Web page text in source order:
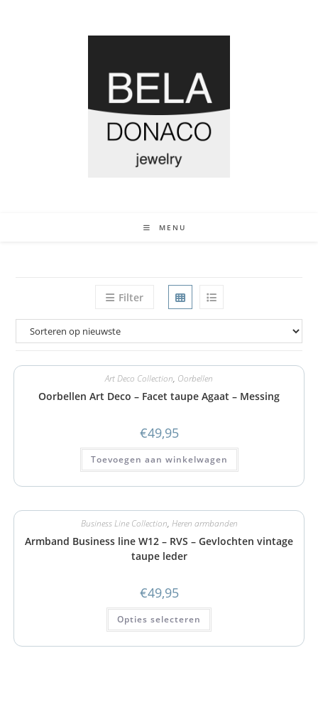
MENU
Filter
Art Deco Collection, Oorbellen
Oorbellen Art Deco – Facet taupe Agaat – Messing
€49,95
Toevoegen aan winkelwagen
Business Line Collection, Heren armbanden
Armband Business line W12 – RVS – Gevlochten vintage
taupe leder
€49,95
Opties selecteren